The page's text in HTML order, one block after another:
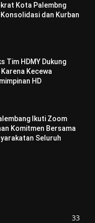
Kota Palembng
dan Kurban
Tim HDMY Dukung
Kecewa
HD
Ikuti Zoom
Komitmen Bersama
Seluruh
33